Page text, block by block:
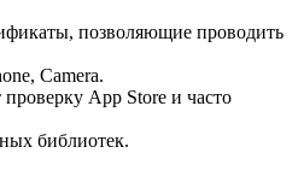
позволяющие проводить
Camera.
App Store и часто
библиотек.